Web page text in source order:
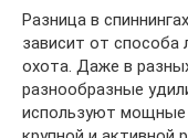
Разница в
зависит от
охота. Даже в
разнообразные
используют мощные